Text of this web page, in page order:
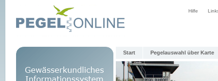
Hilfe
Start Pegelauswahl über Karte